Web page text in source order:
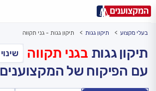
עירעיר: תל אביב, חיפה…
בעלי מקצוע תיקון גגות תיקון גגות - גני תקווה
תיקון גגות בגני תקווה
עם הפיקוח של המקצוענים